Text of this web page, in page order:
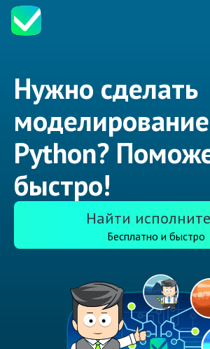
Нужно сделать
Python?
быстро!
Найти
Бесплатно и быстро